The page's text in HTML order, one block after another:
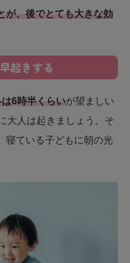
が、後でとても大きな効
起きする
6時半くらいが望ましい
大人は起きましょう。そ
寝ている子どもに朝の光